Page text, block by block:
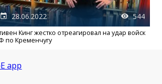
28.06.2022 544
Кинг жестко отреагировал на удар войск
по Кременчугу